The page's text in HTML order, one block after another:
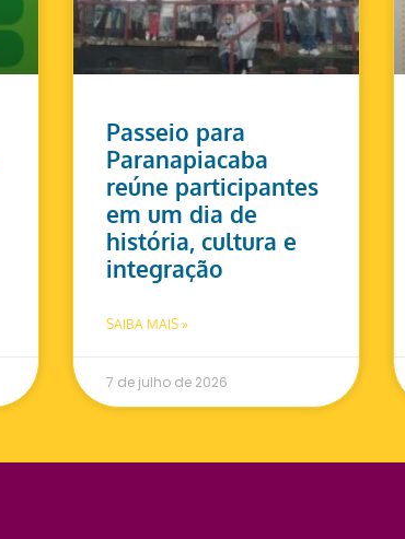
Passeio para
Paranapiacaba
reúne participantes
em um dia de
história, cultura e
integração
SAIBA MAIS »
7 de julho de 2026